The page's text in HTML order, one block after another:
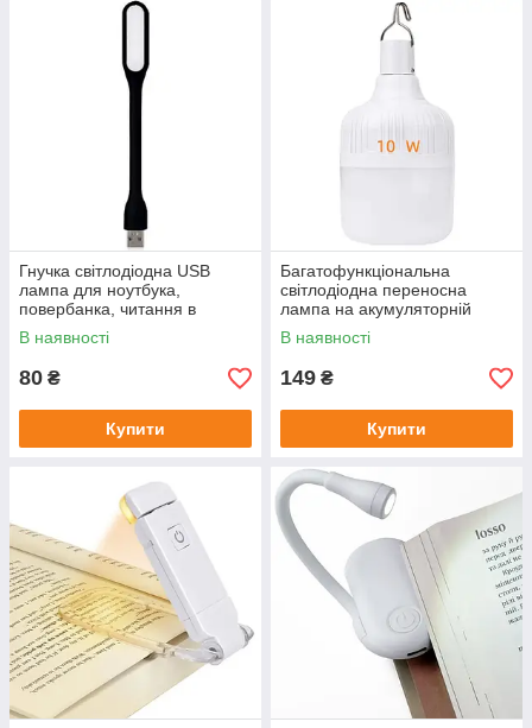
Гнучка світлодіодна USB
лампа для ноутбука,
повербанка, читання в
темряві, ліхтарик Portable
Lamp 1.2W
В наявності
80 ₴
Купити
Багатофункціональна
світлодіодна переносна
лампа на акумуляторній
батареї Lighting 10W
В наявності
149 ₴
Купити